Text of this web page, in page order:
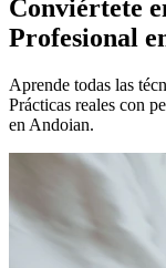
Conviértete
Profesional
Aprende todas las
Prácticas reales con
en Andoian.